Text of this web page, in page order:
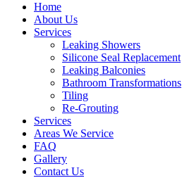
Home
About Us
Services
Leaking Showers
Silicone Seal Replacement
Leaking Balconies
Bathroom Transformations
Tiling
Re-Grouting
Services
Areas We Service
FAQ
Gallery
Contact Us